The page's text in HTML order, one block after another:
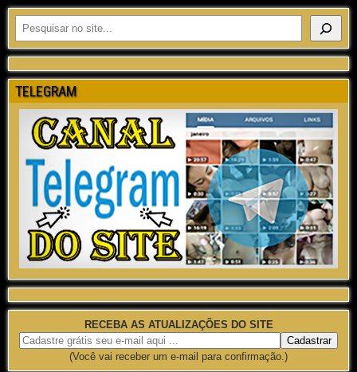
TELEGRAM
RECEBA AS ATUALIZAÇÕES DO SITE
(Você vai receber um e-mail para confirmação.)